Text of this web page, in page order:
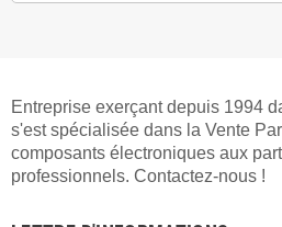
Entreprise exerçant depuis 1994
s'est spécialisée dans la Vente
composants électroniques aux
professionnels. Contactez-nous !